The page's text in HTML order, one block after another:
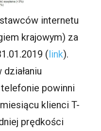
internetu
krajowym) za
(link).
powinni
klienci T-
prędkości